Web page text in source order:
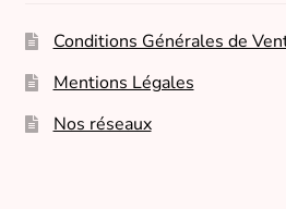
Conditions Générales de
Mentions Légales
Nos réseaux